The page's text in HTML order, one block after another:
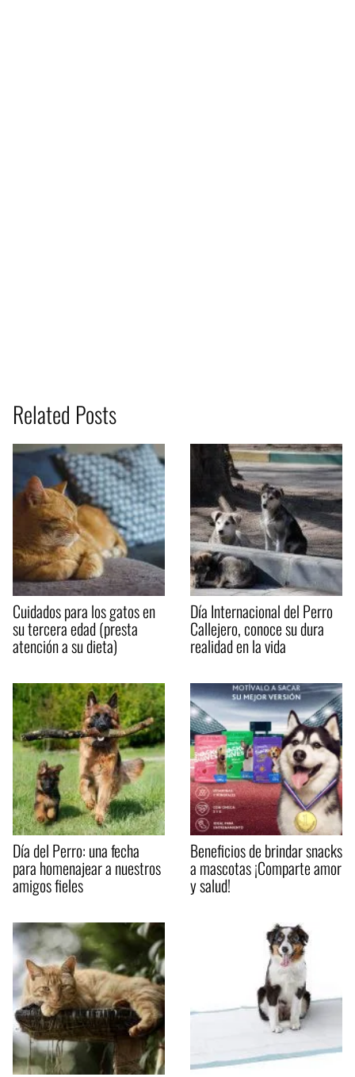
Related Posts
Cuidados para los gatos en
su tercera edad (presta
atención a su dieta)
Día Internacional del Perro
Callejero, conoce su dura
realidad en la vida
Día del Perro: una fecha
para homenajear a nuestros
amigos fieles
Beneficios de brindar snacks
a mascotas ¡Comparte amor
y salud!